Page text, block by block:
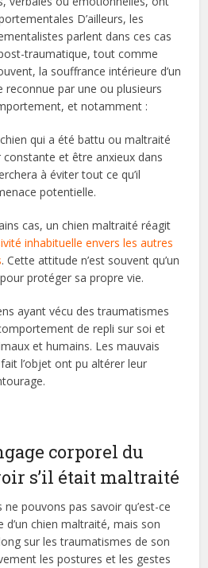
D’ailleurs, les
parlent dans ces cas
traumatique, tout comme
la souffrance intérieure d’un
par une ou plusieurs
et notamment :
qui a été battu ou maltraité
et être anxieux dans
à éviter tout ce qu’il
potentielle.
cas, un chien maltraité réagit
inhabituelle envers les autres
. Cette attitude n’est souvent qu’un
protéger sa propre vie.
ayant vécu des traumatismes
de repli sur soi et
et humains. Les mauvais
l’objet ont pu altérer leur
corporel du
s’il était maltraité
pouvons pas savoir qu’est-ce
d’un chien maltraité, mais son
sur les traumatismes de son
les postures et les gestes